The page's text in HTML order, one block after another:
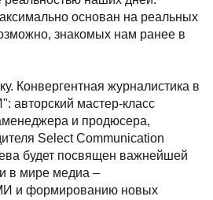
основан на реальных
знакомых нам ранее в
Конвергентная журналистика в
авторский мастер-класс
и продюсера,
Select Communication
будет посвящен важнейшей
в мире медиа –
и формированию новых